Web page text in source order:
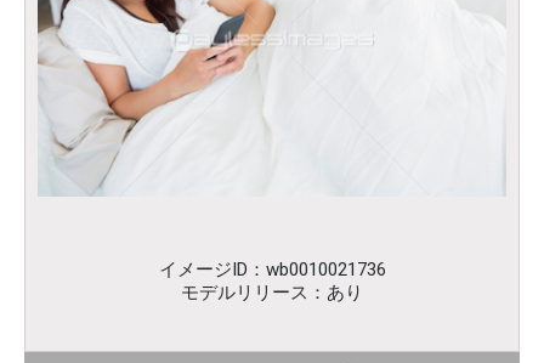
イメージID：wb0010021736
モデルリリース：あり